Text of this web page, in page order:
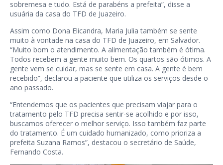
sobremesa e tudo. Está de parabéns a prefeita”, disse a
usuária da casa do TFD de Juazeiro.
Assim como Dona Elicandra, Maria Julia também se sente
muito à vontade na casa do TFD de Juazeiro, em Salvador.
“Muito bom o atendimento. A alimentação também é ótima.
Todos recebem a gente muito bem. Os quartos são ótimos. A
gente vem se cuidar, mas se sente em casa. A gente é bem
recebido”, declarou a paciente que utiliza os serviços desde o
ano passado.
“Entendemos que os pacientes que precisam viajar para o
tratamento pelo TFD precisa sentir-se acolhido e por isso,
buscamos oferecer o melhor serviço. Isso também faz parte
do tratamento. É um cuidado humanizado, como prioriza a
prefeita Suzana Ramos”, destacou o secretário de Saúde,
Fernando Costa.